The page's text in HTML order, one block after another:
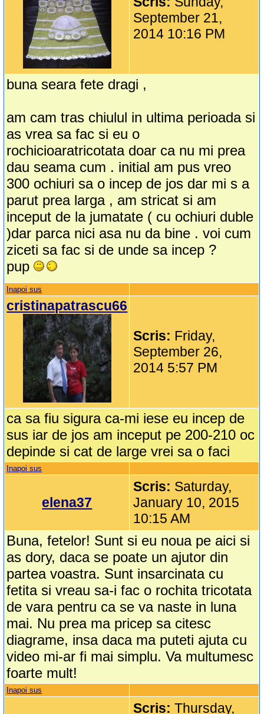
September 21,
2014 10:16 PM
buna seara fete dragi ,
am cam tras chiulul in ultima perioada si
as vrea sa fac si eu o
rochicioaratricotata doar ca nu mi prea
dau seama cum . initial am pus vreo
300 ochiuri sa o incep de jos dar mi s a
parut prea larga , am stricat si am
inceput de la jumatate ( cu ochiuri duble
)dar parca nici asa nu da bine . voi cum
ziceti sa fac si de unde sa incep ?
pup
Inapoi sus
cristinapatrascu66
Scris: Friday,
September 26,
2014 5:57 PM
ca sa fiu sigura ca-mi iese eu incep de
sus iar de jos am inceput pe 200-210 oc
depinde si cat de large vrei sa o faci
Inapoi sus
elena37
Scris: Saturday,
January 10, 2015
10:15 AM
Buna, fetelor! Sunt si eu noua pe aici si
as dory, daca se poate un ajutor din
partea voastra. Sunt insarcinata cu
fetita si vreau sa-i fac o rochita tricotata
de vara pentru ca se va naste in luna
mai. Nu prea ma pricep sa citesc
diagrame, insa daca ma puteti ajuta cu
video mi-ar fi mai simplu. Va multumesc
foarte mult!
Inapoi sus
Scris:Thursday,